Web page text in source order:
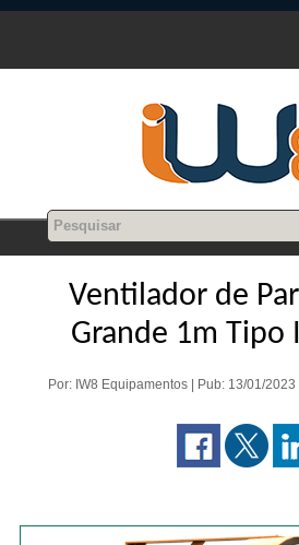
Ventilador de
Grande 1m Tipo
Por: IW8 Equipamentos | Pub: 13/01/